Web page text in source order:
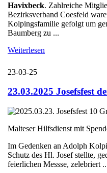
Havixbeck. Zahlreiche
Bezirksverband Coesfeld
Kolpingsfamilie gefolgt um
Baumberg zu ...
Weiterlesen
23-03-25
23.03.2025 Josefsfest
Malteser Hilfsdienst mit
Im Gedenken an Adolph
Schutz des Hl. Josef stellte,
feierlichen Messse, zelebriert